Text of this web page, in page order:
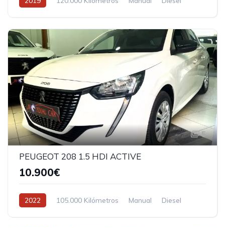
5
PEUGEOT 208 1.5 HDI ACTIVE
10.900€
2022 105.000 Kilómetros Manual Diesel